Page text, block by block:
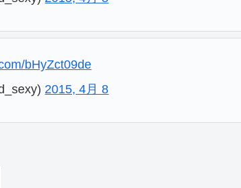
bHyZct09de
2015, 4月 8